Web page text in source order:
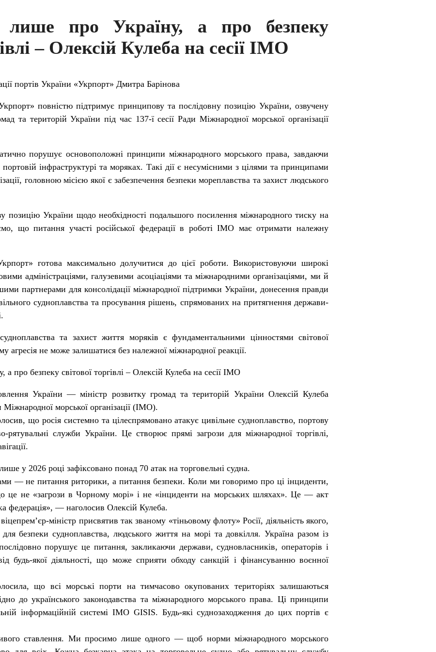
лише про Україну, а про безпеку
– Олексій Кулеба на сесії ІМО
портів України «Укрпорт» Дмитра Барінова
повністю підтримує принципову та послідовну позицію України, озвучену
та територій України під час 137-ї сесії Ради Міжнародної морської організації
порушує основоположні принципи міжнародного морського права, завдаючи
інфраструктурі та моряках. Такі дії є несумісними з цілями та принципами
головною місією якої є забезпечення безпеки мореплавства та захист людського
України щодо необхідності подальшого посилення міжнародного тиску на
що питання участі російської федерації в роботі IMO має отримати належну
готова максимально долучитися до цієї роботи. Використовуючи широкі
адміністраціями, галузевими асоціаціями та міжнародними організаціями, ми й
партнерами для консолідації міжнародної підтримки України, донесення правди
судноплавства та просування рішень, спрямованих на притягнення держави-
та захист життя моряків є фундаментальними цінностями світової
агресія не може залишатися без належної міжнародної реакції.
про безпеку світової торгівлі – Олексій Кулеба на сесії ІМО
України — міністр розвитку громад та територій України Олексій Кулеба
морської організації (IMO).
що росія системно та цілеспрямовано атакує цивільне судноплавство, портову
рятувальні служби України. Це створює прямі загрози для міжнародної торгівлі,
у 2026 році зафіксовано понад 70 атак на торговельні судна.
— не питання риторики, а питання безпеки. Коли ми говоримо про ці інциденти,
це не «загрози в Чорному морі» і не «інциденти на морських шляхах». Це — акт
федерація», — наголосив Олексій Кулеба.
міністр присвятив так званому «тіньовому флоту» Росії, діяльність якого,
для безпеки судноплавства, людського життя на морі та довкілля. Україна разом із
порушує це питання, закликаючи держави, судновласників, операторів і
будь-якої діяльності, що може сприяти обходу санкцій і фінансуванню воєнної
що всі морські порти на тимчасово окупованих територіях залишаються
до українського законодавства та міжнародного морського права. Ці принципи
інформаційній системі IMO GISIS. Будь-які суднозаходження до цих портів є
ставлення. Ми просимо лише одного — щоб норми міжнародного морського